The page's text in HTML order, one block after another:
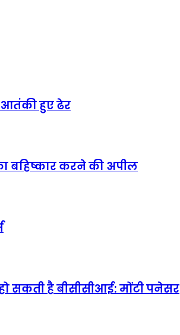
आतंकी हुए ढेर
बहिष्कार करने की अपील
सकती है बीसीसीआई: मोंटी पनेसर